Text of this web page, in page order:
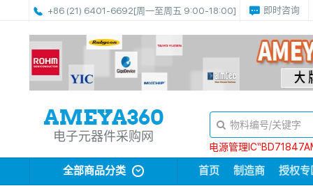
+86 (21) 6401-6692[周一至周五 9:00-18:00] 即时咨询
电子元器件采购网
电源管理
全部商品分类 首页 制造商 授权专